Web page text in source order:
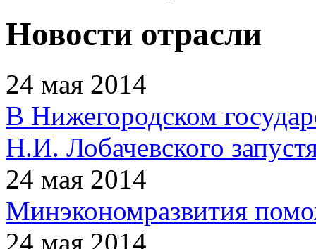
Новости отрасли
24 мая 2014
В Нижегородском
Н.И. Лобачевского
24 мая 2014
Минэкономразвития
24 мая 2014